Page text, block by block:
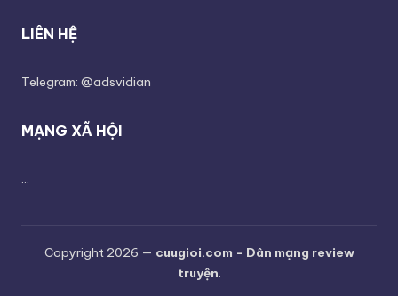
LIÊN HỆ
Telegram: @adsvidian
MẠNG XÃ HỘI
...
Copyright 2026 — cuugioi.com - Dân mạng review
truyện.